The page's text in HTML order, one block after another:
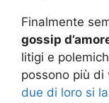
Finalmente
gossip
litigi e
possono più
due di loro si